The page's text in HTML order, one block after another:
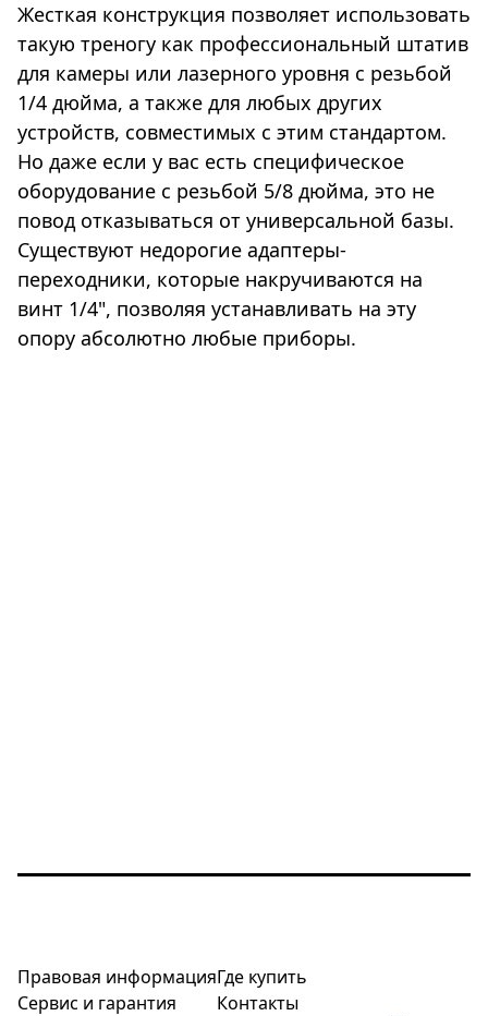
Жесткая конструкция позволяет использовать
такую треногу как профессиональный штатив
для камеры или лазерного уровня с резьбой
1/4 дюйма, а также для любых других
устройств, совместимых с этим стандартом.
Но даже если у вас есть специфическое
оборудование с резьбой 5/8 дюйма, это не
повод отказываться от универсальной базы.
Существуют недорогие адаптеры-
переходники, которые накручиваются на
винт 1/4", позволяя устанавливать на эту
опору абсолютно любые приборы.
Правовая информация
Сервис и гарантия
Где купить
Контакты